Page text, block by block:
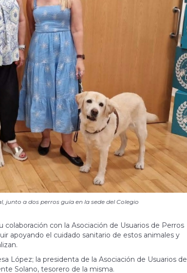
junto a dos perros guía en la sede del Colegio
con la Asociación de Usuarios de Perros
apoyando el cuidado sanitario de estos animales y
López; la presidenta de la Asociación de Usuarios de
Solano, tesorero de la misma.